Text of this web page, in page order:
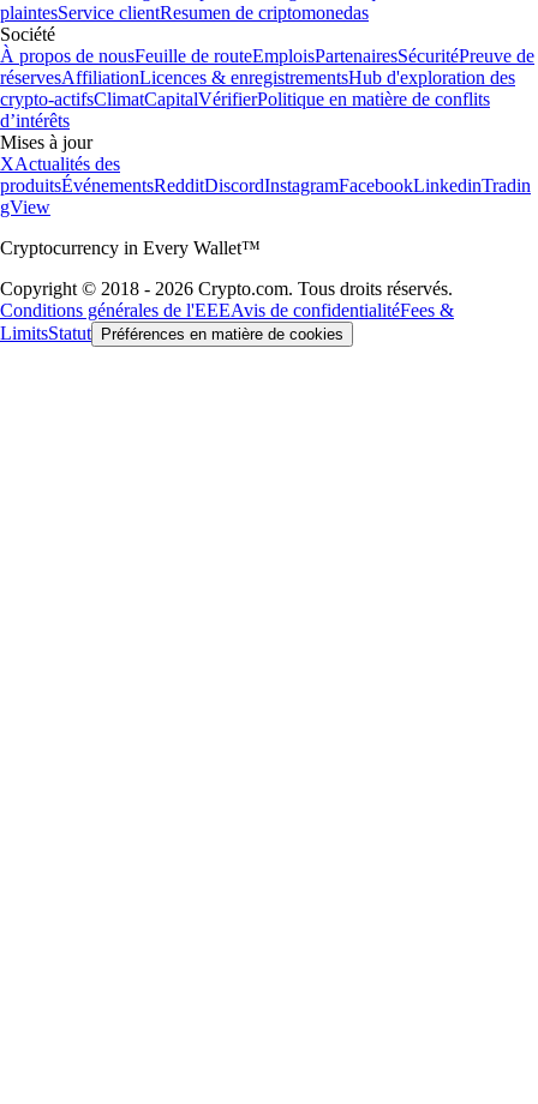
plaintesService clientResumen de criptomonedas
Société
À propos de nousFeuille de routeEmploisPartenairesSécuritéPreuve de
réservesAffiliationLicences & enregistrementsHub d'exploration des
crypto-actifsClimatCapitalVérifierPolitique en matière de conflits
d’intérêts
Mises à jour
XActualités des
produitsÉvénementsRedditDiscordInstagramFacebookLinkedinTradin
gView
Cryptocurrency in Every Wallet™
Copyright © 2018 - 2026 Crypto.com. Tous droits réservés.
Conditions générales de l'EEEAvis de confidentialitéFees &
LimitsStatut Préférences en matière de cookies